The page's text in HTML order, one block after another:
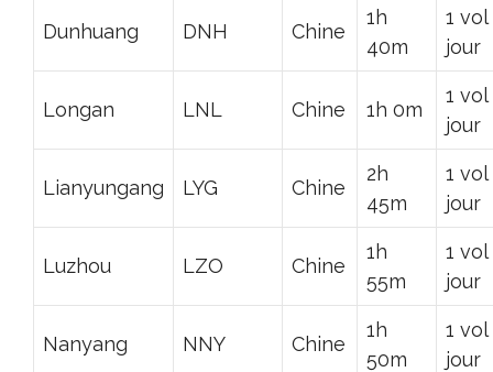
Dunhuang DNH Chine
1h
40m
1
jour
Longan LNL Chine 1h 0m
1
jour
Lianyungang LYG Chine
2h
45m
1
jour
Luzhou LZO Chine
1h
55m
1
jour
Nanyang NNY Chine
1h
50m
1
jour